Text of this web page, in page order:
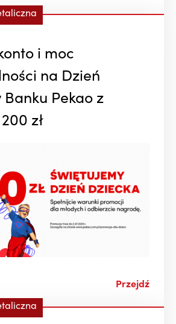
i moc
na Dzień
Banku Pekao z
zł
Przejdź